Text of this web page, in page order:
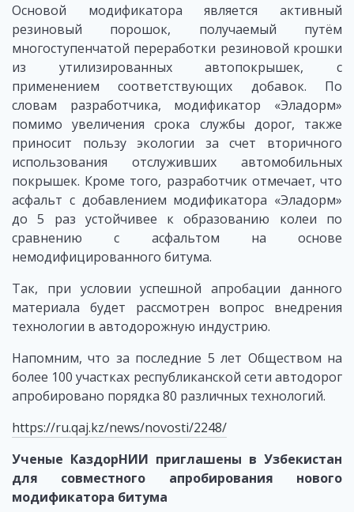
Основой модификатора является активный
резиновый порошок, получаемый путём
многоступенчатой переработки резиновой крошки
из утилизированных автопокрышек, с
применением соответствующих добавок. По
словам разработчика, модификатор «Эладорм»
помимо увеличения срока службы дорог, также
приносит пользу экологии за счет вторичного
использования отслуживших автомобильных
покрышек. Кроме того, разработчик отмечает, что
асфальт с добавлением модификатора «Эладорм»
до 5 раз устойчивее к образованию колеи по
сравнению с асфальтом на основе
немодифицированного битума.
Так, при условии успешной апробации данного
материала будет рассмотрен вопрос внедрения
технологии в автодорожную индустрию.
Напомним, что за последние 5 лет Обществом на
более 100 участках республиканской сети автодорог
апробировано порядка 80 различных технологий.
https://ru.qaj.kz/news/novosti/2248/
Ученые КаздорНИИ приглашены в Узбекистан
для совместного апробирования нового
модификатора битума